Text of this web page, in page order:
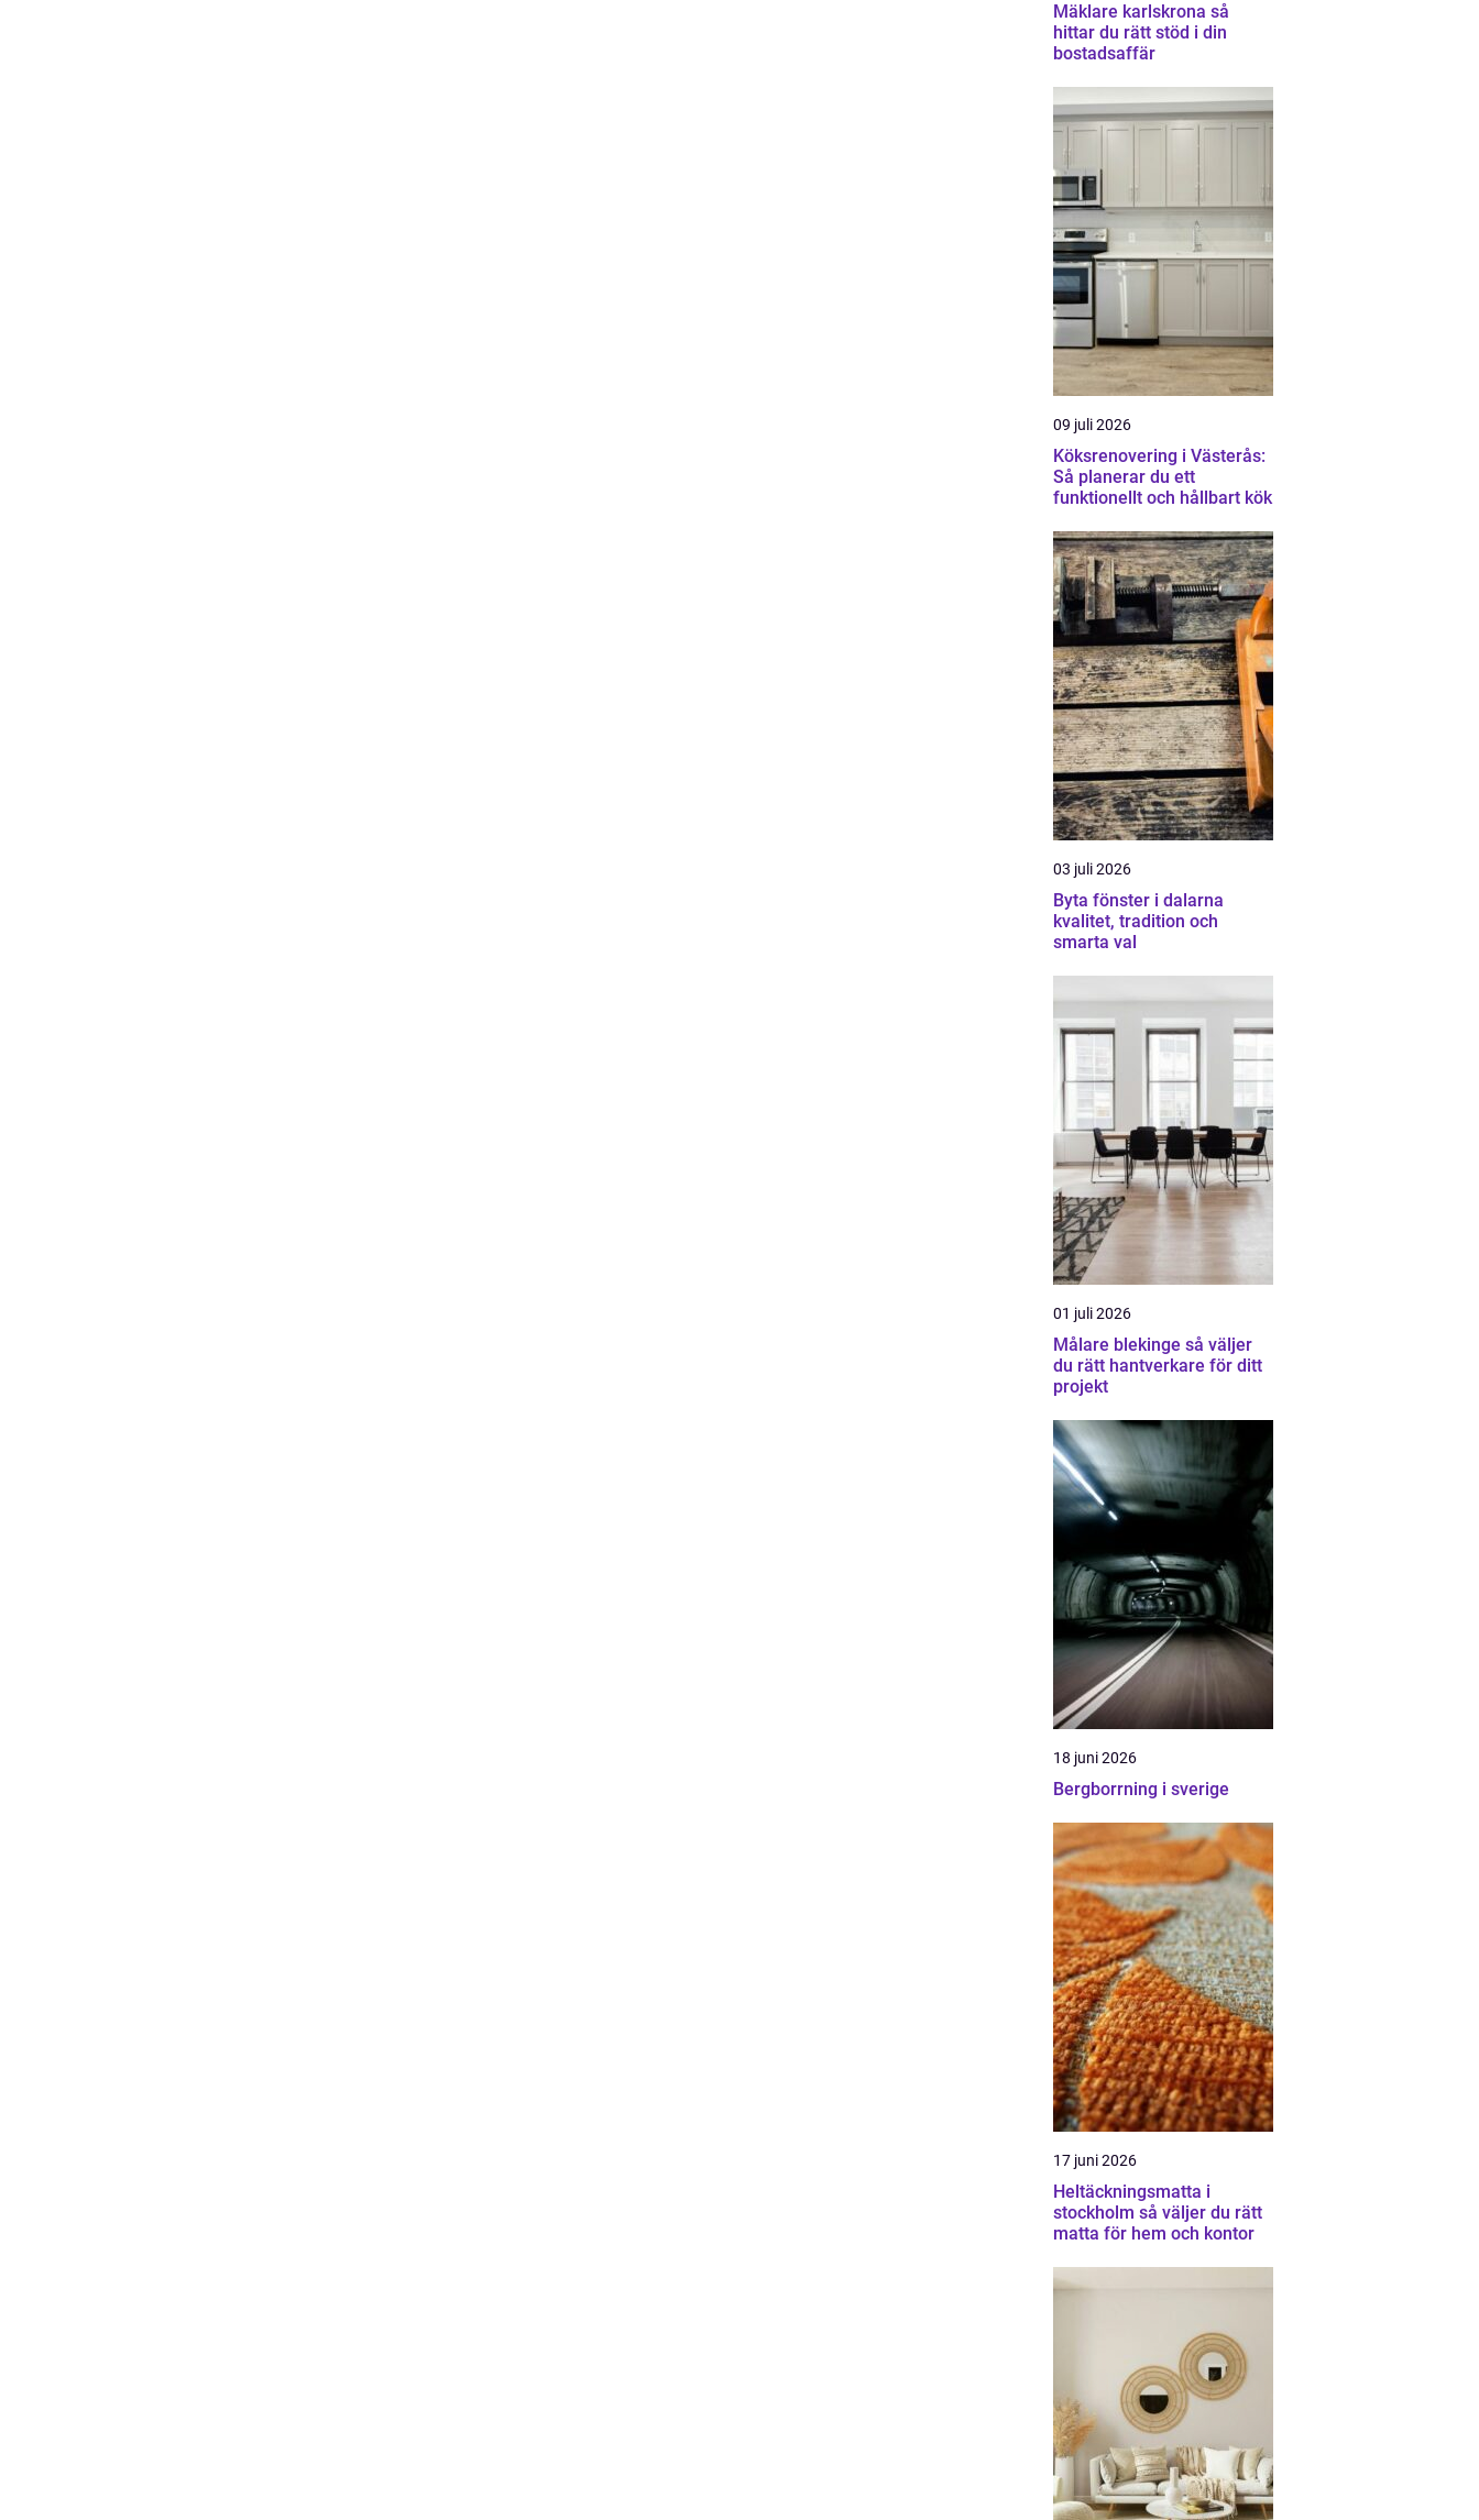
Mäklare karlskrona så
hittar du rätt stöd i din
bostadsaffär
09 juli 2026
Köksrenovering i Västerås:
Så planerar du ett
funktionellt och hållbart kök
03 juli 2026
Byta fönster i dalarna
kvalitet, tradition och
smarta val
01 juli 2026
Målare blekinge så väljer
du rätt hantverkare för ditt
projekt
18 juni 2026
Bergborrning i sverige
17 juni 2026
Heltäckningsmatta i
stockholm så väljer du rätt
matta för hem och kontor